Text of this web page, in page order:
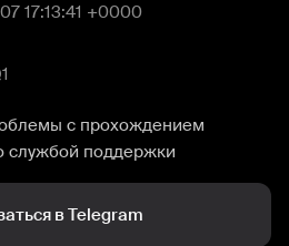
17:13:41 +0000
с прохождением
службой поддержки
в Telegram